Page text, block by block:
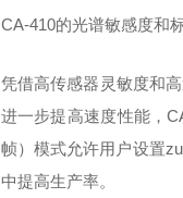
CA-410的光谱敏感度和
凭借高传感器灵敏度和
进一步提高速度性能，
帧）模式允许用户设置
中提高生产率。